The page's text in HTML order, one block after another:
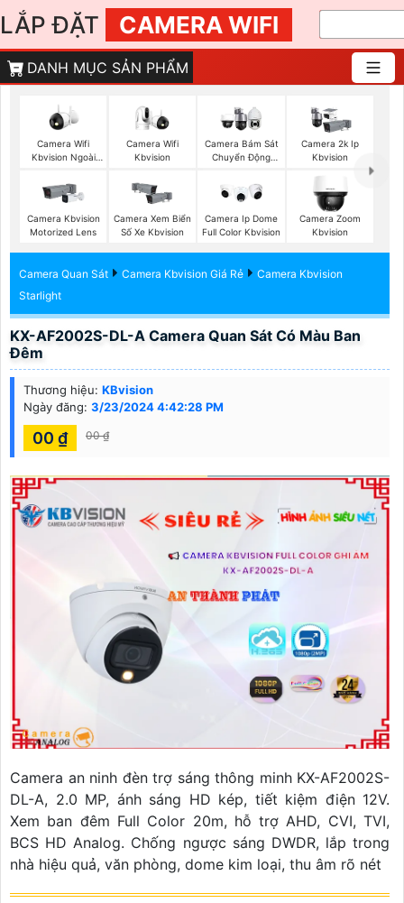
LẮP ĐẶT CAMERA WIFI
DANH MỤC SẢN PHẨM
Camera Wifi
Kbvision Ngoài
Camera Wifi
Kbvision
Camera Bám Sát
Chuyển Động
Camera 2k Ip
Kbvision
Camera Kbvision
Motorized Lens
Camera Xem Biển
Số Xe Kbvision
Camera Ip Dome
Full Color Kbvision
Camera Zoom
Kbvision
Camera Quan Sát Camera Kbvision Giá Rẻ
Camera Kbvision
Starlight
KX-AF2002S-DL-A Camera Quan Sát Có Màu Ban
Đêm
Thương hiệu: KBvision
Ngày đăng: 3/23/2024 4:42:28 PM
00 ₫ 00 ₫
Camera an ninh đèn trợ sáng thông minh KX-AF2002S-
DL-A, 2.0 MP, ánh sáng HD kép, tiết kiệm điện 12V.
Xem ban đêm Full Color 20m, hỗ trợ AHD, CVI, TVI,
BCS HD Analog. Chống ngược sáng DWDR, lắp trong
nhà hiệu quả, văn phòng, dome kim loại, thu âm rõ nét